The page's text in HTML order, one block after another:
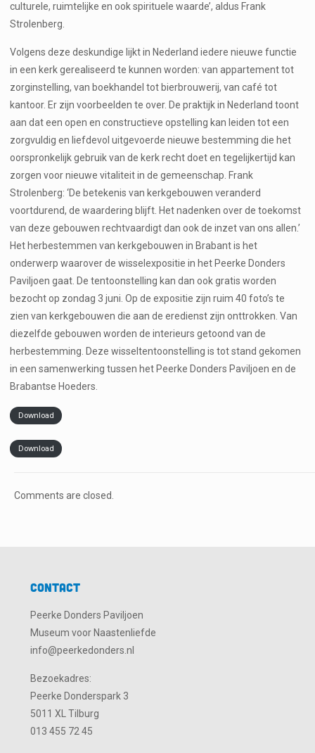
culturele, ruimtelijke en ook spirituele waarde’, aldus Frank
Strolenberg.
Volgens deze deskundige lijkt in Nederland iedere nieuwe functie
in een kerk gerealiseerd te kunnen worden: van appartement tot
zorginstelling, van boekhandel tot bierbrouwerij, van café tot
kantoor. Er zijn voorbeelden te over. De praktijk in Nederland toont
aan dat een open en constructieve opstelling kan leiden tot een
zorgvuldig en liefdevol uitgevoerde nieuwe bestemming die het
oorspronkelijk gebruik van de kerk recht doet en tegelijkertijd kan
zorgen voor nieuwe vitaliteit in de gemeenschap. Frank
Strolenberg: ‘De betekenis van kerkgebouwen veranderd
voortdurend, de waardering blijft. Het nadenken over de toekomst
van deze gebouwen rechtvaardigt dan ook de inzet van ons allen.’
Het herbestemmen van kerkgebouwen in Brabant is het
onderwerp waarover de wisselexpositie in het Peerke Donders
Paviljoen gaat. De tentoonstelling kan dan ook gratis worden
bezocht op zondag 3 juni. Op de expositie zijn ruim 40 foto’s te
zien van kerkgebouwen die aan de eredienst zijn onttrokken. Van
diezelfde gebouwen worden de interieurs getoond van de
herbestemming. Deze wisseltentoonstelling is tot stand gekomen
in een samenwerking tussen het Peerke Donders Paviljoen en de
Brabantse Hoeders.
Download
Download
Comments are closed.
Contact
Peerke Donders Paviljoen
Museum voor Naastenliefde
info@peerkedonders.nl
Bezoekadres:
Peerke Donderspark 3
5011 XL Tilburg
013 455 72 45